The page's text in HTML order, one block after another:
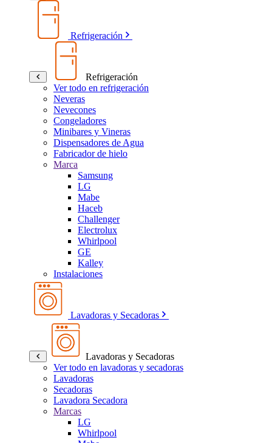
Refrigeración
Refrigeración
Ver todo en refrigeración
Neveras
Nevecones
Congeladores
Minibares y Vineras
Dispensadores de Agua
Fabricador de hielo
Marca
Samsung
LG
Mabe
Haceb
Challenger
Electrolux
Whirlpool
GE
Kalley
Instalaciones
Lavadoras y Secadoras
Lavadoras y Secadoras
Ver todo en lavadoras y secadoras
Lavadoras
Secadoras
Lavadora Secadora
Marcas
LG
Whirlpool